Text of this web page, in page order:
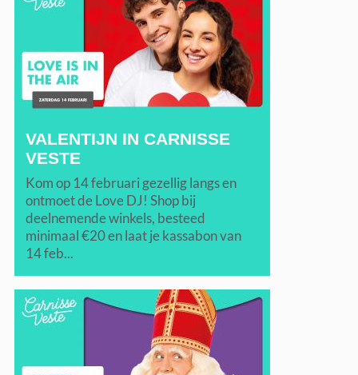
VALENTIJN IN CARNISSE
VESTE
Kom op 14 februari gezellig langs en
ontmoet de Love DJ! Shop bij
deelnemende winkels, besteed
minimaal €20 en laat je kassabon van
14 feb...